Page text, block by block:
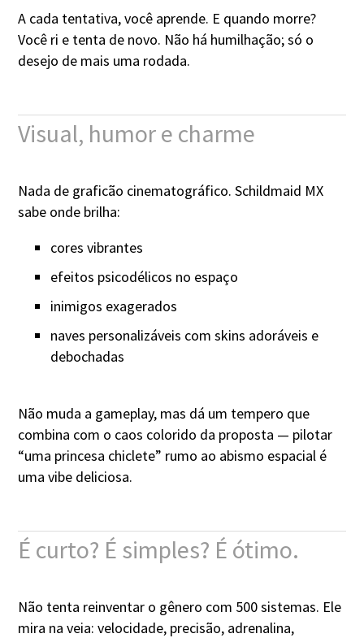
A cada tentativa, você aprende. E quando morre?
Você ri e tenta de novo. Não há humilhação; só o
desejo de mais uma rodada.
Visual, humor e charme
Nada de graficão cinematográfico. Schildmaid MX
sabe onde brilha:
cores vibrantes
efeitos psicodélicos no espaço
inimigos exagerados
naves personalizáveis com skins adoráveis e
debochadas
Não muda a gameplay, mas dá um tempero que
combina com o caos colorido da proposta — pilotar
“uma princesa chiclete” rumo ao abismo espacial é
uma vibe deliciosa.
É curto? É simples? É ótimo.
Não tenta reinventar o gênero com 500 sistemas. Ele
mira na veia: velocidade, precisão, adrenalina,